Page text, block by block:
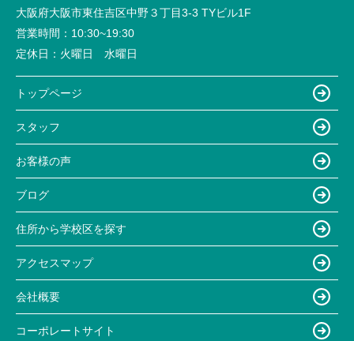
大阪府大阪市東住吉区中野３丁目3-3 TYビル1F
営業時間： 10:30~19:30
定休日： 火曜日 水曜日
トップページ
スタッフ
お客様の声
ブログ
住所から学校区を探す
アクセスマップ
会社概要
コーポレートサイト